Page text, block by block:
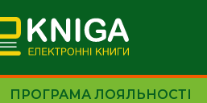
ПРОГРАМА ЛОЯЛЬНОСТІ